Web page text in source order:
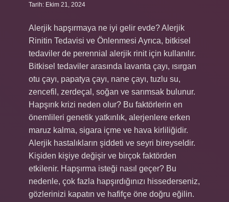
Tarih: Ekim 21, 2024
Alerjik hapşırmaya ne iyi gelir evde? Alerjik
Rinitin Tedavisi ve Önlenmesi Ayrıca, bitkisel
tedaviler de perennial alerjik rinit için kullanılır.
Bitkisel tedaviler arasında lavanta çayı, ısırgan
otu çayı, papatya çayı, nane çayı, tuzlu su,
zencefil, zerdeçal, soğan ve sarımsak bulunur.
Hapşırık krizi neden olur? Bu faktörlerin en
önemlileri genetik yatkınlık, alerjenlere erken
maruz kalma, sigara içme ve hava kirliliğidir.
Alerjik hastalıkların şiddeti ve seyri bireyseldir.
Kişiden kişiye değişir ve birçok faktörden
etkilenir. Hapşırma isteği nasıl geçer? Bu
nedenle, çok fazla hapşırdığınızı hissederseniz,
gözlerinizi kapatın ve hafifçe öne doğru eğilin.